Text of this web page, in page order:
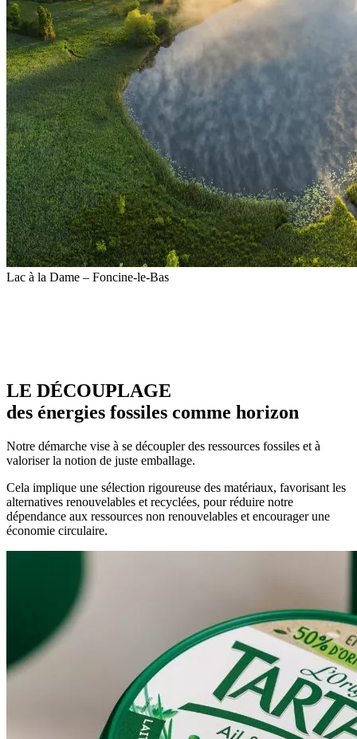
Lac à la Dame – Foncine-le-Bas
LE DÉCOUPLAGE
des énergies fossiles comme horizon
Notre démarche vise à se découpler des ressources fossiles et à
valoriser la notion de juste emballage.
Cela implique une sélection rigoureuse des matériaux, favorisant les
alternatives renouvelables et recyclées, pour réduire notre
dépendance aux ressources non renouvelables et encourager une
économie circulaire.